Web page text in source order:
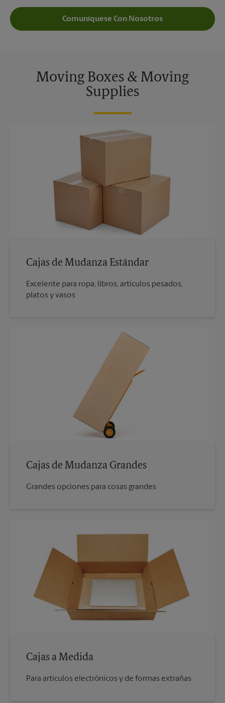
Comuníquese Con Nosotros
Moving Boxes & Moving
Supplies
Cajas de Mudanza Estándar
Excelente para ropa, libros, artículos pesados,
platos y vasos
Cajas de Mudanza Grandes
Grandes opciones para cosas grandes
Cajas a Medida
Para artículos electrónicos y de formas extrañas